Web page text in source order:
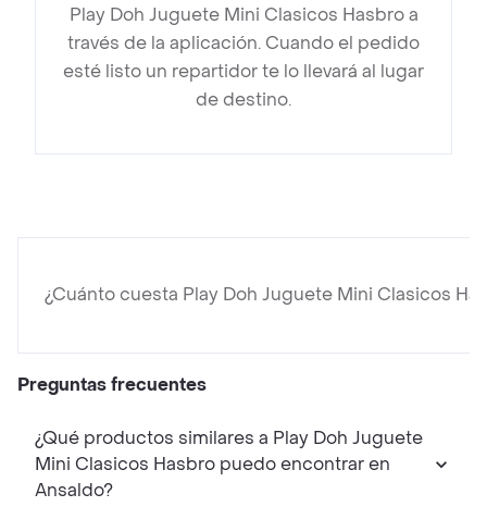
Play Doh Juguete Mini Clasicos Hasbro a
través de la aplicación. Cuando el pedido
esté listo un repartidor te lo llevará al lugar
de destino.
¿Cuánto cuesta Play Doh Juguete Mini Clasicos
Preguntas frecuentes
¿Qué productos similares a Play Doh Juguete
Mini Clasicos Hasbro puedo encontrar en
Ansaldo?